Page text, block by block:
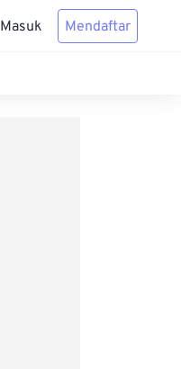
Masuk Mendaftar